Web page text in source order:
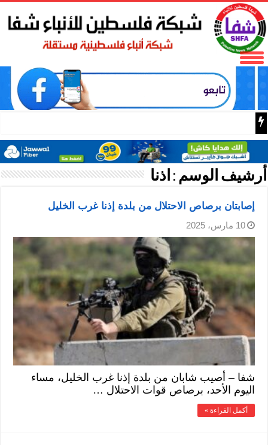
أرشيف الوسم : اذنا
إصابتان برصاص الاحتلال من بلدة إذنا غرب الخليل
10 مارس، 2025
شفا – أصيب شابان من بلدة إذنا غرب الخليل، مساء
اليوم الأحد، برصاص قوات الاحتلال …
أكمل القراءة »